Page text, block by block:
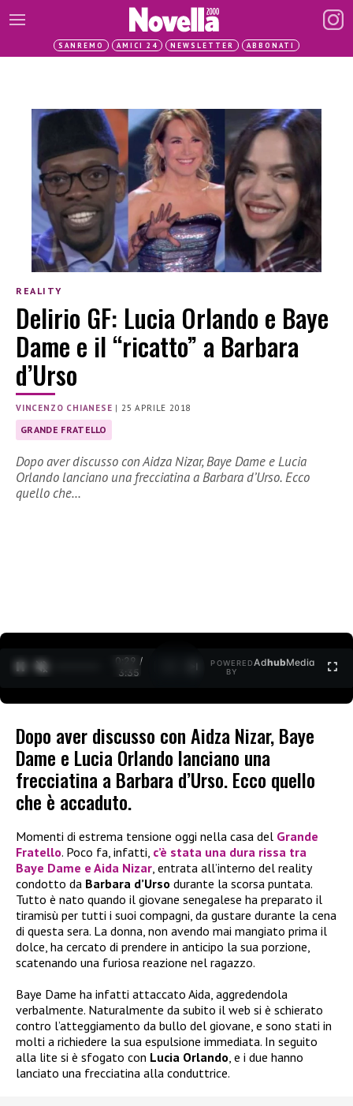
SANREMO AMICI 24 NEWSLETTER ABBONATI
REALITY
Delirio GF: Lucia Orlando e Baye
Dame e il “ricatto” a Barbara
d’Urso
VINCENZO CHIANESE |25 APRILE 2018
GRANDE FRATELLO
Dopo aver discusso con Aidza Nizar, Baye Dame e Lucia
Orlando lanciano una frecciatina a Barbara d’Urso. Ecco
quello che…
0:31 /
3:35
POWERED
BY
AdhubMedia
Dopo aver discusso con Aidza Nizar, Baye
Dame e Lucia Orlando lanciano una
frecciatina a Barbara d’Urso. Ecco quello
che è accaduto.
Momenti di estrema tensione oggi nella casa del Grande
Fratello. Poco fa, infatti, c’è stata una dura rissa tra
Baye Dame e Aida Nizar, entrata all’interno del reality
condotto da Barbara d’Urso durante la scorsa puntata.
Tutto è nato quando il giovane senegalese ha preparato il
tiramisù per tutti i suoi compagni, da gustare durante la cena
di questa sera. La donna, non avendo mai mangiato prima il
dolce, ha cercato di prendere in anticipo la sua porzione,
scatenando una furiosa reazione nel ragazzo.
Baye Dame ha infatti attaccato Aida, aggredendola
verbalmente. Naturalmente da subito il web si è schierato
contro l’atteggiamento da bullo del giovane, e sono stati in
molti a richiedere la sua espulsione immediata. In seguito
alla lite si è sfogato con Lucia Orlando, e i due hanno
lanciato una frecciatina alla conduttrice.